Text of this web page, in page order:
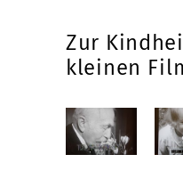
Zur
kleinen